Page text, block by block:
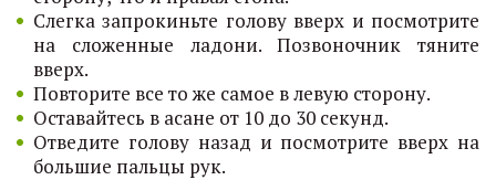
Слегка запрокиньте голову вверх и посмотрите
на сложенные ладони. Позвоночник тяните
вверх.
Повторите все то же самое в левую сторону.
Оставайтесь в асане от 10 до 30 секунд.
Отведите голову назад и посмотрите вверх на
большие пальцы рук.